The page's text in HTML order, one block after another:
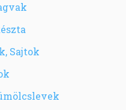
Sajtok